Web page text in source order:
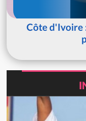
Côte d'Ivoire